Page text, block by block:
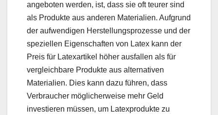
angeboten werden, ist, dass sie oft teurer sind
als Produkte aus anderen Materialien. Aufgrund
der aufwendigen Herstellungsprozesse und der
speziellen Eigenschaften von Latex kann der
Preis für Latexartikel höher ausfallen als für
vergleichbare Produkte aus alternativen
Materialien. Dies kann dazu führen, dass
Verbraucher möglicherweise mehr Geld
investieren müssen, um Latexprodukte zu